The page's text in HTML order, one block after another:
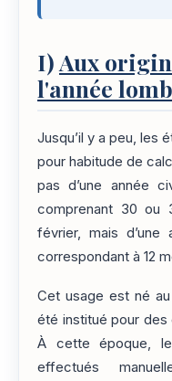
I)Aux
l'année
Jusqu’il y a peu, les
pour habitude de
pas d’une année
comprenant 30 ou
février, mais
correspondant à 12
Cet usage est né
été institué pour des
À cette époque,
effectués